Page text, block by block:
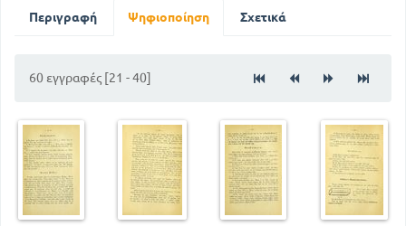
Περιγραφή Ψηφιοποίηση Σχετικά
60 εγγραφές [21 - 40]